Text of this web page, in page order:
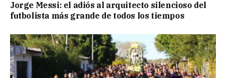
Jorge Messi: el adiós al arquitecto silencioso del
futbolista más grande de todos los tiempos